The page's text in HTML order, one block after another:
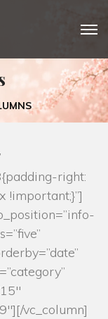
right:
!important;}”]
vc_column]